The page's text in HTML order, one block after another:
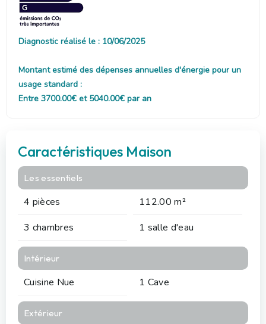
Diagnostic réalisé le : 10/06/2025
Montant estimé des dépenses annuelles d'énergie pour un
usage standard :
Entre 3700.00€ et 5040.00€ par an
Caractéristiques Maison
Les essentiels
4 pièces
112.00 m²
3 chambres
1 salle d'eau
Intérieur
Cuisine Nue 1 Cave
Extérieur